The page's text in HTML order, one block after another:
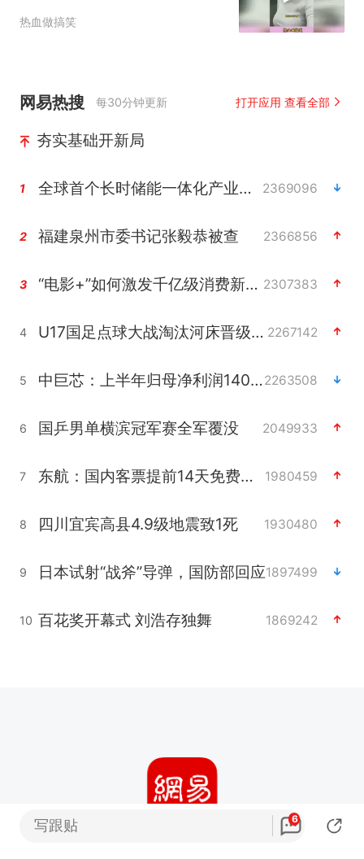
分这几步
热血做搞笑
网易热搜 每30分钟更新 打开应用 查看全部
夯实基础开新局
1 全球首个长时储能一体化产业园量产 2369096
2 福建泉州市委书记张毅恭被查 2366856
3 “电影+”如何激发千亿级消费新活力？ 2307383
4 U17国足点球大战淘汰河床晋级决赛 2267142
5 中巨芯：上半年归母净利润1405.77万元2263508
6 国乒男单横滨冠军赛全军覆没 2049933
7 东航：国内客票提前14天免费退改 1980459
8 四川宜宾高县4.9级地震致1死 1930480
9 日本试射“战斧”导弹，国防部回应1897499
10 百花奖开幕式 刘浩存独舞 1869242
写跟贴 6